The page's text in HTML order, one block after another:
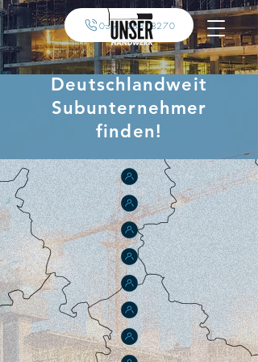
0391 28878270
Deutschlandweit
Subunternehmer
finden!